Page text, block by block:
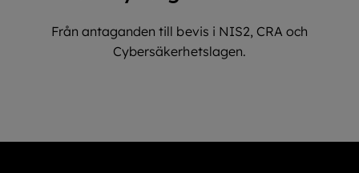
Från antaganden till bevis i NIS2, CRA och
Cybersäkerhetslagen.